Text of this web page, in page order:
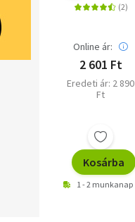
Online ár:
2 601 Ft
Eredeti ár: 2 890
Ft
Kosárba
1 - 2 munkanap